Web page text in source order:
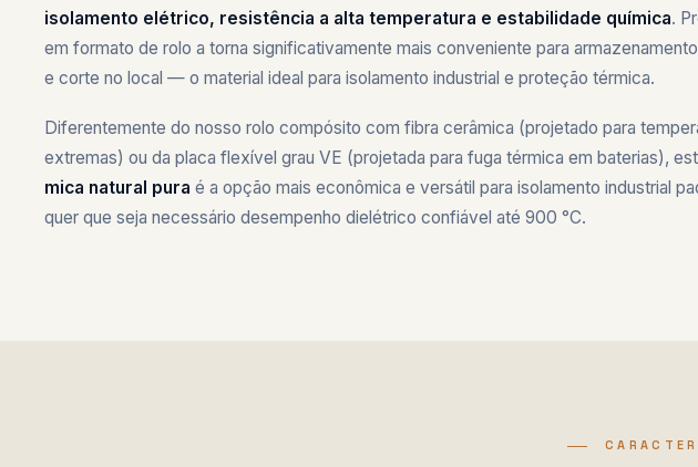
isolamento elétrico, resistência a alta temperatura e estabilidade química.
em formato de rolo a torna significativamente mais conveniente para
e corte no local — o material ideal para isolamento industrial e proteção térmica.
Diferentemente do nosso rolo compósito com fibra cerâmica (projetado para
extremas) ou da placa flexível grau VE (projetada para fuga térmica em baterias),
mica natural pura é a opção mais econômica e versátil para isolamento industrial
quer que seja necessário desempenho dielétrico confiável até 900 °C.